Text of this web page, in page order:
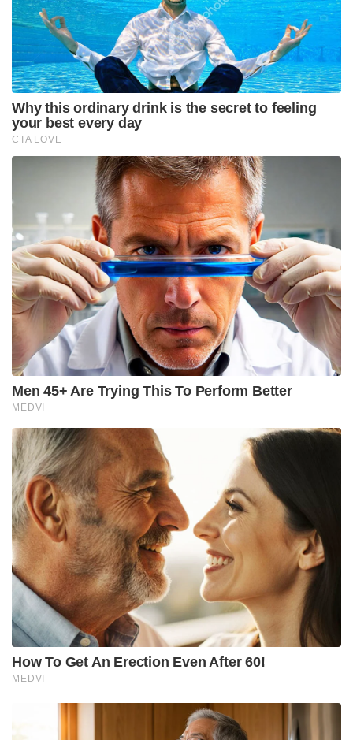
ഐപിഎൽ മത്സരങ്ങളിൽ നിന്ന് വെറും 195 റൺസ്
മാത്രമാണ് സൂര്യകുമാറിന് ഇതുവരെ നേടാനായത്.
അന്താരാഷ്ട്ര ടി20യിൽ 62 മത്സരങ്ങളിൽ നിന്ന് മൂന്ന്
സെഞ്ചുറികളും ആറ് അർദ്ധ സെഞ്ചുറികളും
ഉൾപ്പെടെ 1,399 റൺസ് സഞ്ജു സാംസൺ
നേടിയിട്ടുണ്ട്. ഇന്ത്യയുടെ ലോകകപ്പ് വിജയത്തിലും
സഞ്ജു നിർണ്ണായക പങ്ക് വഹിച്ചിരുന്നു.
sanju samson CSK ipl 2026